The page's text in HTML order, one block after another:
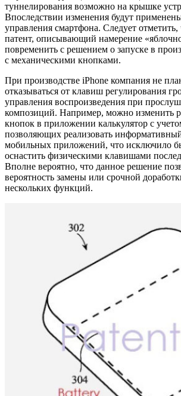
туннелирования возможно на крышке
Впоследствии изменения будут
управления смартфона. Следует
патент, описывающий намерение
повременить с решением о запуске в
с механическими кнопками.
При производстве iPhone компания не
отказываться от клавиш регулирования
управления воспроизведения при
композиций. Например, можно изменить
кнопок в приложении калькулятор с
позволяющих реализовать
мобильных приложений, что исключило
оснастить физическими клавишами
Вполне вероятно, что данное решение
вероятность замены или срочной
нескольких функций.